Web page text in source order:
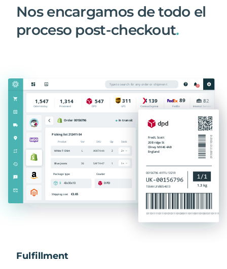
Nos encargamos de todo el
proceso post-checkout.
Fulfillment